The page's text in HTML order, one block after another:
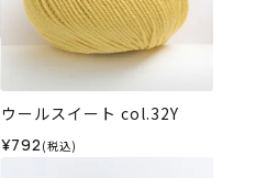
ウールスイート col.32Y
¥792 (税込)